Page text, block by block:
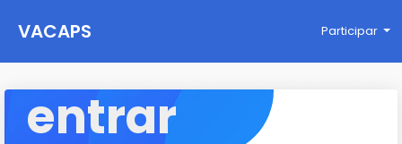
VACAPS Participar
entrar